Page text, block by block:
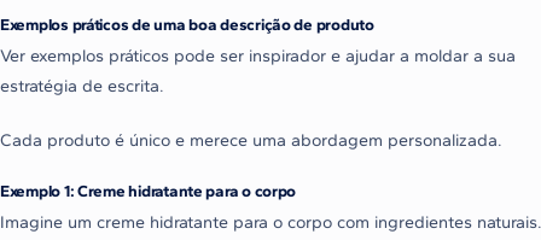
Exemplos práticos de uma boa descrição de produto
Ver exemplos práticos pode ser inspirador e ajudar a moldar a sua
estratégia de escrita.
Cada produto é único e merece uma abordagem personalizada.
Exemplo 1: Creme hidratante para o corpo
Imagine um creme hidratante para o corpo com ingredientes naturais.